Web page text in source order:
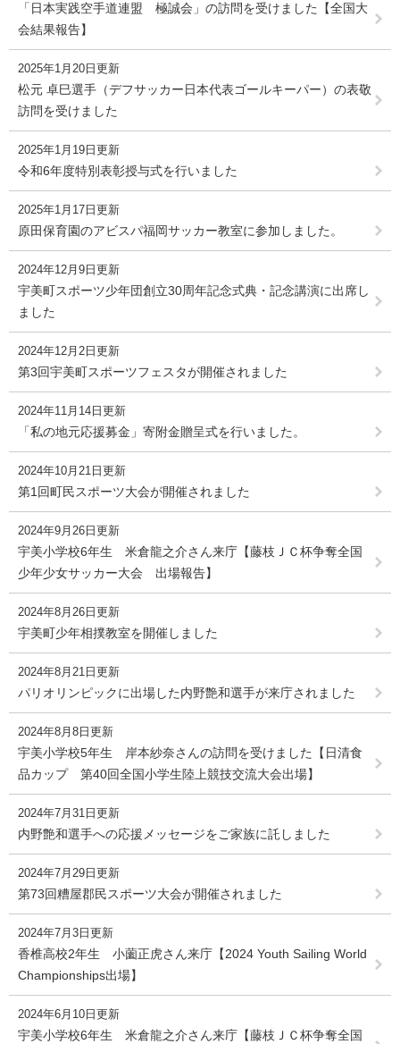
「日本実践空手道連盟 極誠会」の訪問を受けました【全国大
会結果報告】
2025年1月20日更新
松元 卓巳選手（デフサッカー日本代表ゴールキーパー）の表敬
訪問を受けました
2025年1月19日更新
令和6年度特別表彰授与式を行いました
2025年1月17日更新
原田保育園のアビスパ福岡サッカー教室に参加しました。
2024年12月9日更新
宇美町スポーツ少年団創立30周年記念式典・記念講演に出席し
ました
2024年12月2日更新
第3回宇美町スポーツフェスタが開催されました
2024年11月14日更新
「私の地元応援募金」寄附金贈呈式を行いました。
2024年10月21日更新
第1回町民スポーツ大会が開催されました
2024年9月26日更新
宇美小学校6年生 米倉龍之介さん来庁【藤枝ＪＣ杯争奪全国
少年少女サッカー大会 出場報告】
2024年8月26日更新
宇美町少年相撲教室を開催しました
2024年8月21日更新
パリオリンピックに出場した内野艶和選手が来庁されました
2024年8月8日更新
宇美小学校5年生 岸本紗奈さんの訪問を受けました【日清食
品カップ 第40回全国小学生陸上競技交流大会出場】
2024年7月31日更新
内野艶和選手への応援メッセージをご家族に託しました
2024年7月29日更新
第73回糟屋郡民スポーツ大会が開催されました
2024年7月3日更新
香椎高校2年生 小薗正虎さん来庁【2024 Youth Sailing World
Championships出場】
2024年6月10日更新
宇美小学校6年生 米倉龍之介さん来庁【藤枝ＪＣ杯争奪全国